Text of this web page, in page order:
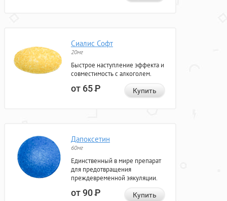
Сиалис Софт
20мг
Быстрое наступление эффекта и
совместимость с алкоголем.
от 65Р Купить
Дапоксетин
60мг
Единственный в мире препарат
для предотвращения
преждевременной эякуляции.
от 90Р Купить